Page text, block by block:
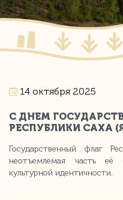
14 октября 2025
С ДНЕМ
РЕСПУБЛИКИ САХА
Государственный флаг
неотъемлемая часть её
культурной идентичности.